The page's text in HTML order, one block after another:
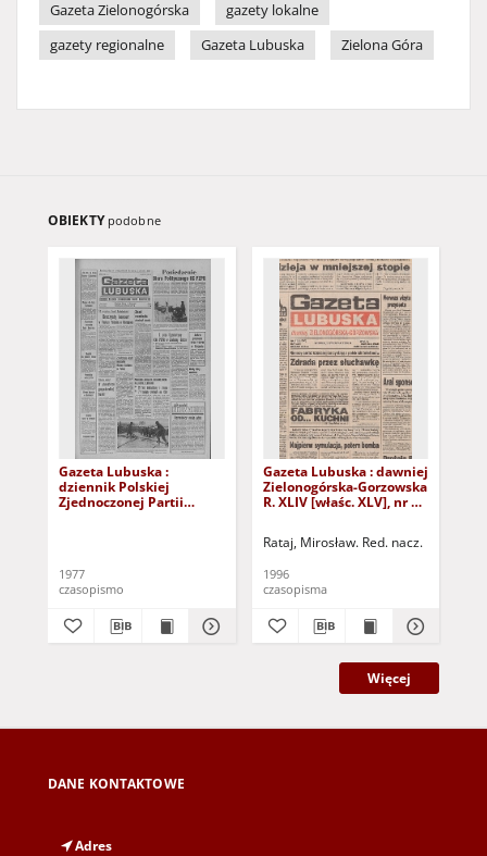
Gazeta Zielonogórska
gazety lokalne
gazety regionalne
Gazeta Lubuska Zielona Góra
OBIEKTY podobne
Gazeta Lubuska :
dziennik Polskiej
Zjednoczonej Partii
1977
czasopismo
Gazeta Lubuska : dawniej
Zielonogórska-Gorzowska
R. XLIV [właśc. XLV], nr 52
Rataj, Mirosław. Red. nacz.
1996
czasopisma
Więcej
DANE KONTAKTOWE
Adres